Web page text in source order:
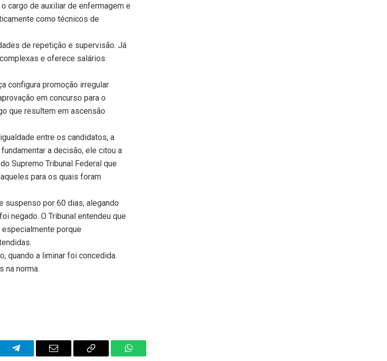
cargo de auxiliar de enfermagem e
como técnicos de
de repetição e supervisão. Já
e oferece salários
configura promoção irregular
em concurso para o
que resultem em ascensão
entre os candidatos, a
a decisão, ele citou a
Supremo Tribunal Federal que
para os quais foram
suspenso por 60 dias, alegando
negado. O Tribunal entendeu que
porque
quando a liminar foi concedida.
na norma.
Telegram Email
Copy
WhatsApp